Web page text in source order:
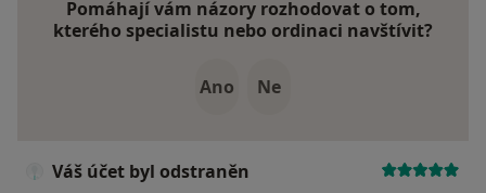
Pomáhají vám názory rozhodovat o tom,
kterého specialistu nebo ordinaci navštívit?
Ano Ne
Váš účet byl odstraněn